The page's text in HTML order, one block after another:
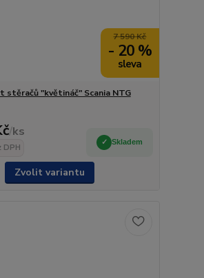
7 590 Kč
- 20 %
stěračů "květináč" Scania NTG
/ks
DPH
Skladem
Zvolit variantu